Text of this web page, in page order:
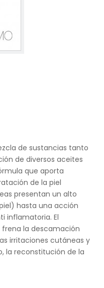
de sustancias tanto
de diversos aceites
que aporta
de la piel
presentan un alto
hasta una acción
inflamatoria. El
la descamación
irritaciones cutáneas y
la reconstitución de la